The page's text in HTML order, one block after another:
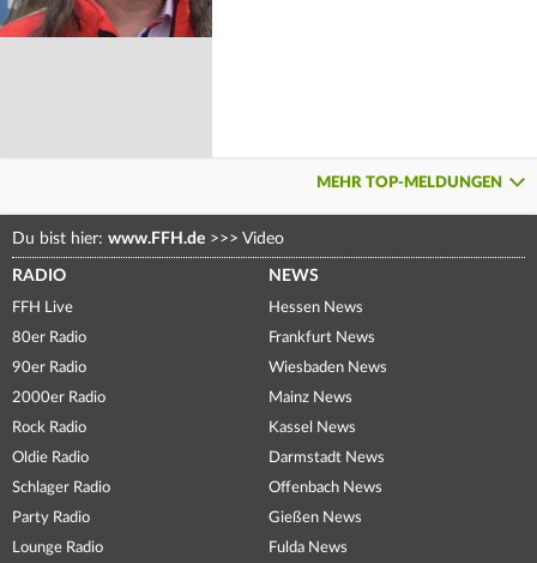
MEHR TOP-MELDUNGEN
Du bist hier: www.FFH.de >>> Video
RADIO
FFH Live
80er Radio
90er Radio
2000er Radio
Rock Radio
Oldie Radio
Schlager Radio
Party Radio
Lounge Radio
NEWS
Hessen News
Frankfurt News
Wiesbaden News
Mainz News
Kassel News
Darmstadt News
Offenbach News
Gießen News
Fulda News